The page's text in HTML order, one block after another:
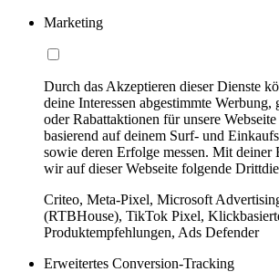
Marketing
Durch das Akzeptieren dieser Dienste
deine Interessen abgestimmte Werbung,
oder Rabattaktionen für unsere
basierend auf deinem Surf- und
sowie deren Erfolge messen. Mit deiner
wir auf dieser Webseite folgende
Criteo, Meta-Pixel, Microsoft
(RTBHouse), TikTok Pixel,
Produktempfehlungen, Ads Defender
Erweitertes Conversion-Tracking